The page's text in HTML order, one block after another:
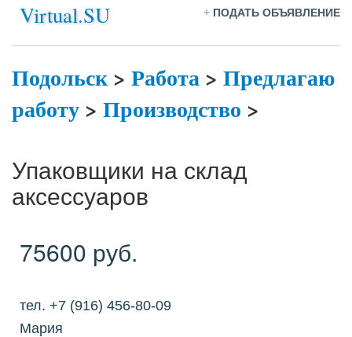
Virtual.SU + ПОДАТЬ ОБЪЯВЛЕНИЕ
Подольск> Работа> Предлагаю
работу> Производство >
Упаковщики на склад
аксессуаров
75600 руб.
тел. +7 (916) 456-80-09
Мария